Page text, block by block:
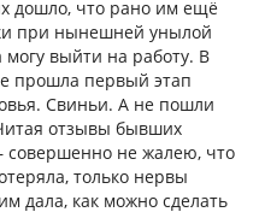
дошло, что рано им ещё
при нынешней унылой
выйти на работу. В
прошла первый этап
Свиньи. А не пошли
отзывы бывших
совершенно не жалею, что
только нервы
дала, как можно сделать